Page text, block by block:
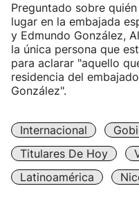
Preguntado sobre
lugar en la embajada
y Edmundo González,
la única persona que
para aclarar "aquello
residencia del
González".
Internacional
Titulares De Hoy
Latinoamérica